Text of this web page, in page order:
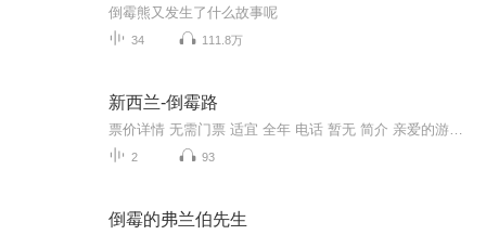
倒霉熊又发生了什么故事呢
34 111.8万
新西兰-倒霉路
2 93
倒霉的弗兰伯先生